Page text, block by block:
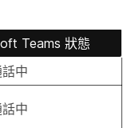
Teams 狀態
中
中